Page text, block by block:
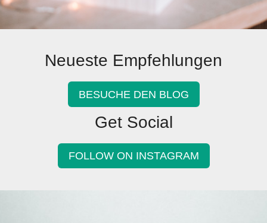
Neueste Empfehlungen
BESUCHE DEN BLOG
Get Social
FOLLOW ON INSTAGRAM